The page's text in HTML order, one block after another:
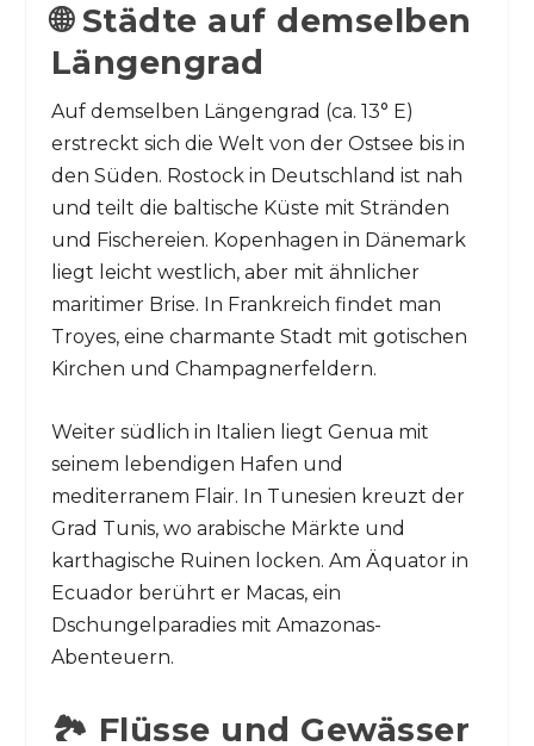
🌐 Städte auf demselben
Längengrad
Auf demselben Längengrad (ca. 13° E)
erstreckt sich die Welt von der Ostsee bis in
den Süden. Rostock in Deutschland ist nah
und teilt die baltische Küste mit Stränden
und Fischereien. Kopenhagen in Dänemark
liegt leicht westlich, aber mit ähnlicher
maritimer Brise. In Frankreich findet man
Troyes, eine charmante Stadt mit gotischen
Kirchen und Champagnerfeldern.
Weiter südlich in Italien liegt Genua mit
seinem lebendigen Hafen und
mediterranem Flair. In Tunesien kreuzt der
Grad Tunis, wo arabische Märkte und
karthagische Ruinen locken. Am Äquator in
Ecuador berührt er Macas, ein
Dschungelparadies mit Amazonas-
Abenteuern.
🏞️ Flüsse und Gewässer